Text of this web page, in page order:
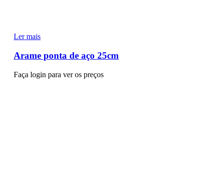
Ler mais
Arame ponta de aço 25cm
Faça login para ver os preços